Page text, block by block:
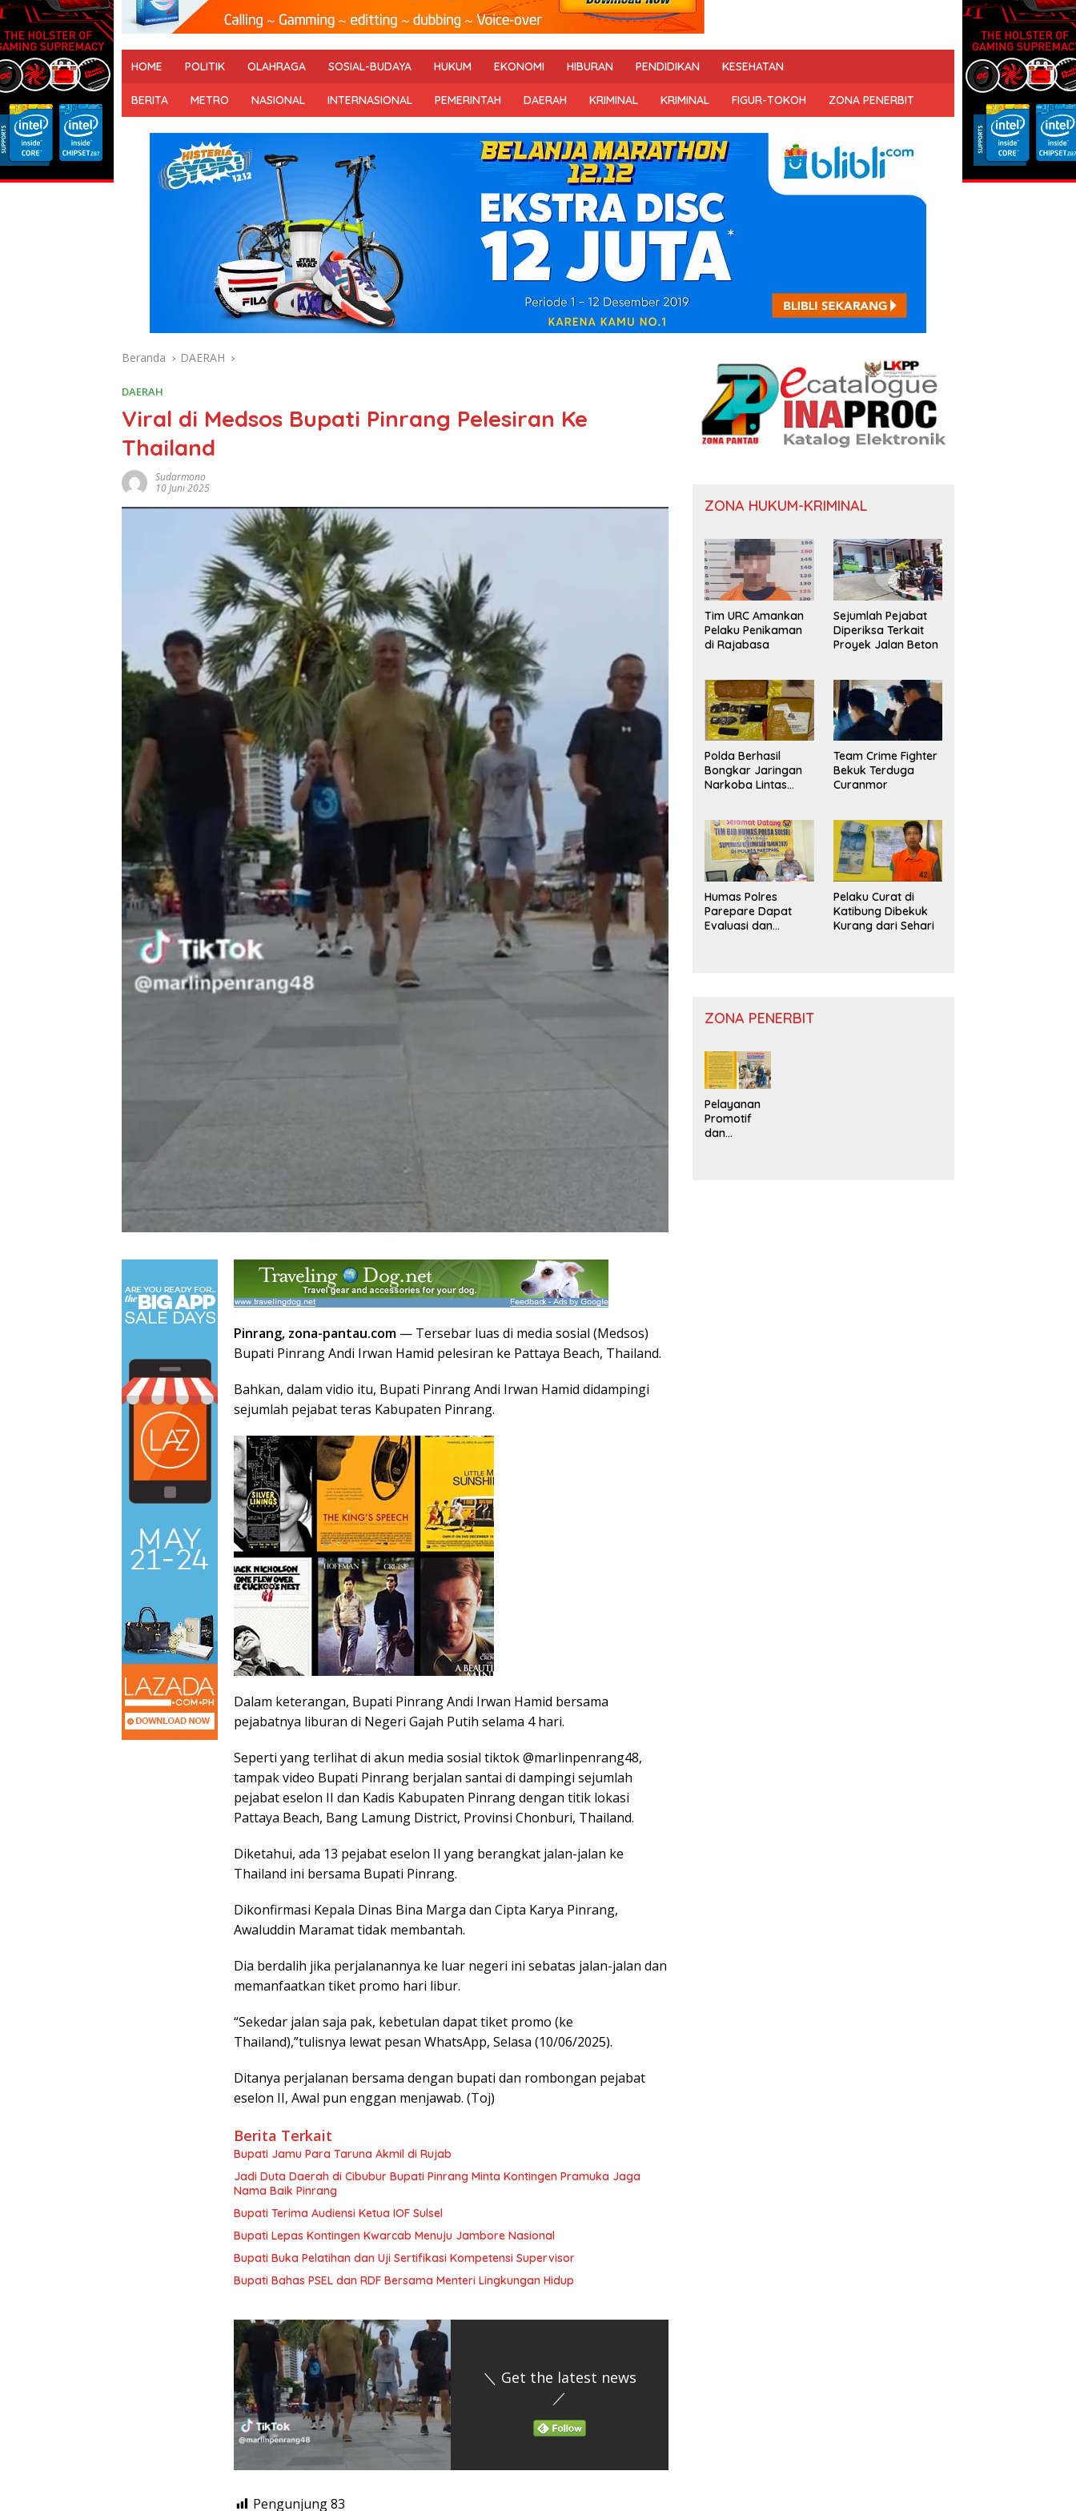
HOME POLITIK OLAHRAGA SOSIAL-BUDAYA HUKUM EKONOMI HIBURAN PENDIDIKAN KESEHATAN
BERITA METRO NASIONAL INTERNASIONAL PEMERINTAH DAERAH KRIMINAL KRIMINAL FIGUR-TOKOH ZONA PENERBIT
Beranda DAERAH
DAERAH
Viral di Medsos Bupati Pinrang Pelesiran Ke
Thailand
Sudarmono
10 Juni 2025
Pinrang, zona-pantau.com — Tersebar luas di media sosial (Medsos)
Bupati Pinrang Andi Irwan Hamid pelesiran ke Pattaya Beach, Thailand.
Bahkan, dalam vidio itu, Bupati Pinrang Andi Irwan Hamid didampingi
sejumlah pejabat teras Kabupaten Pinrang.
Dalam keterangan, Bupati Pinrang Andi Irwan Hamid bersama
pejabatnya liburan di Negeri Gajah Putih selama 4 hari.
Seperti yang terlihat di akun media sosial tiktok @marlinpenrang48,
tampak video Bupati Pinrang berjalan santai di dampingi sejumlah
pejabat eselon II dan Kadis Kabupaten Pinrang dengan titik lokasi
Pattaya Beach, Bang Lamung District, Provinsi Chonburi, Thailand.
Diketahui, ada 13 pejabat eselon II yang berangkat jalan-jalan ke
Thailand ini bersama Bupati Pinrang.
Dikonfirmasi Kepala Dinas Bina Marga dan Cipta Karya Pinrang,
Awaluddin Maramat tidak membantah.
Dia berdalih jika perjalanannya ke luar negeri ini sebatas jalan-jalan dan
memanfaatkan tiket promo hari libur.
“Sekedar jalan saja pak, kebetulan dapat tiket promo (ke
Thailand),”tulisnya lewat pesan WhatsApp, Selasa (10/06/2025).
Ditanya perjalanan bersama dengan bupati dan rombongan pejabat
eselon II, Awal pun enggan menjawab. (Toj)
Berita Terkait
Bupati Jamu Para Taruna Akmil di Rujab
Jadi Duta Daerah di Cibubur Bupati Pinrang Minta Kontingen Pramuka Jaga
Nama Baik Pinrang
Bupati Terima Audiensi Ketua IOF Sulsel
Bupati Lepas Kontingen Kwarcab Menuju Jambore Nasional
Bupati Buka Pelatihan dan Uji Sertifikasi Kompetensi Supervisor
Bupati Bahas PSEL dan RDF Bersama Menteri Lingkungan Hidup
＼ Get the latest news
／
Pengunjung83
ZONA HUKUM-KRIMINAL
Tim URC Amankan
Pelaku Penikaman
di Rajabasa
Sejumlah Pejabat
Diperiksa Terkait
Proyek Jalan Beton
Polda Berhasil
Bongkar Jaringan
Narkoba Lintas
Team Crime Fighter
Bekuk Terduga
Curanmor
Humas Polres
Parepare Dapat
Evaluasi dan
Pelaku Curat di
Katibung Dibekuk
Kurang dari Sehari
ZONA PENERBIT
Pelayanan
Promotif
dan